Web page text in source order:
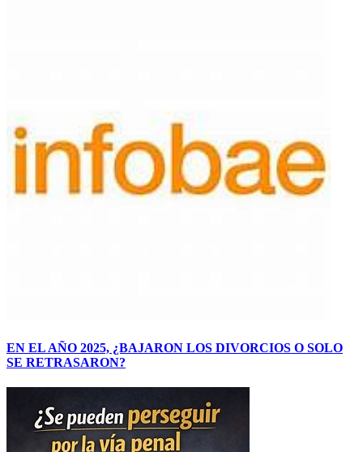
EN EL AÑO 2025, ¿BAJARON LOS DIVORCIOS O SOLO
SE RETRASARON?